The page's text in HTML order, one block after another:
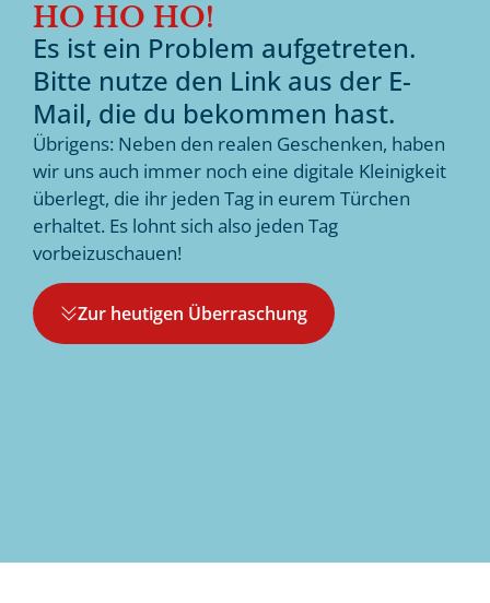
HO HO HO!
Es ist ein Problem aufgetreten.
Bitte nutze den Link aus der E-
Mail, die du bekommen hast.
Übrigens: Neben den realen Geschenken, haben
wir uns auch immer noch eine digitale Kleinigkeit
überlegt, die ihr jeden Tag in eurem Türchen
erhaltet. Es lohnt sich also jeden Tag
vorbeizuschauen!
Zur heutigen Überraschung